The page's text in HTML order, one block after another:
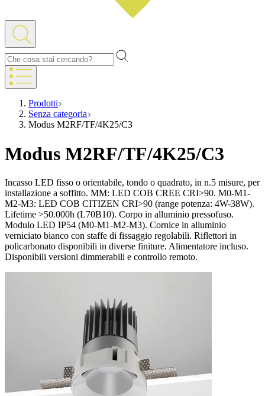
Prodotti
Senza categoria
Modus M2RF/TF/4K25/C3
Modus M2RF/TF/4K25/C3
Incasso LED fisso o orientabile, tondo o quadrato, in n.5 misure, per
installazione a soffitto. MM: LED COB CREE CRI>90. M0-M1-
M2-M3: LED COB CITIZEN CRI>90 (range potenza: 4W-38W).
Lifetime >50.000h (L70B10). Corpo in alluminio pressofuso.
Modulo LED IP54 (M0-M1-M2-M3). Cornice in alluminio
verniciato bianco con staffe di fissaggio regolabili. Riflettori in
policarbonato disponibili in diverse finiture. Alimentatore incluso.
Disponibili versioni dimmerabili e controllo remoto.